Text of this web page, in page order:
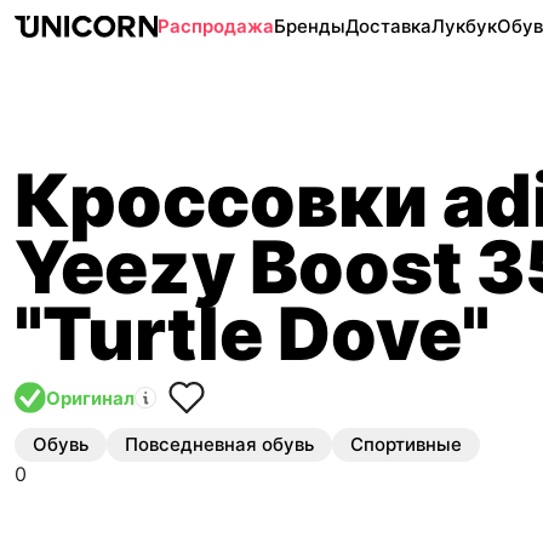
РаспродажаБрендыДоставкаЛукбук
Кроссовки
Yeezy Boost
"Turtle Dove"
Оригинал
Обувь Повседневная обувь Спортивные
0